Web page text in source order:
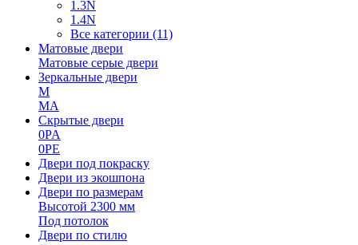
1.3N
1.4N
Все категории (11)
Матовые двери
Матовые серые двери
Зеркальные двери
M
MA
Скрытые двери
0PA
0PE
Двери под покраску
Двери из экошпона
Двери по размерам
Высотой 2300 мм
Под потолок
Двери по стилю